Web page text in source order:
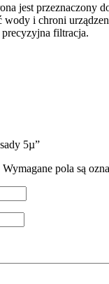
jest przeznaczony
i chroni
filtracja.
5µ”
Wymagane pola są